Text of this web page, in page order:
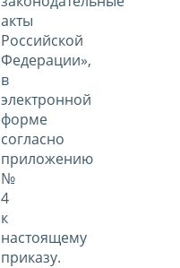
акты
Российской
Федерации»,
в
электронной
форме
согласно
приложению
№
4
к
настоящему
приказу.